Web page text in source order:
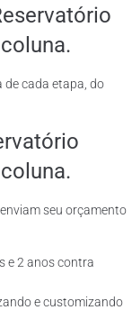
de cada etapa, do
seu orçamento
e 2 anos contra
e customizando